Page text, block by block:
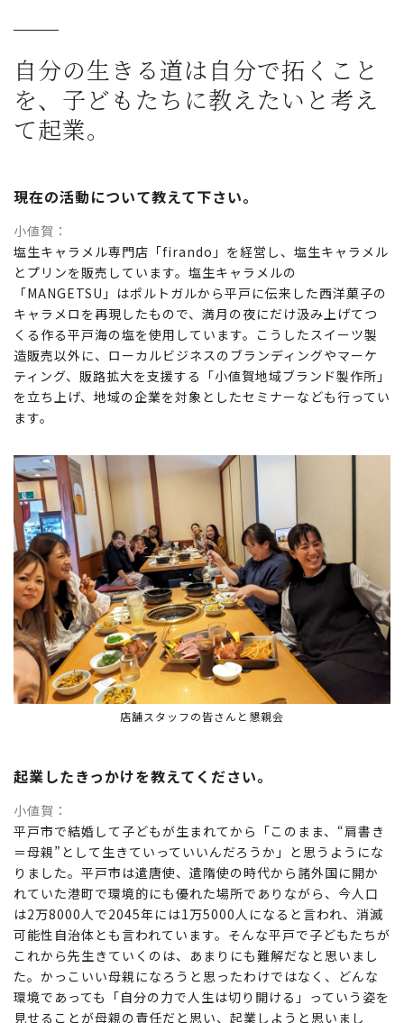
自分の生きる道は自分で拓くこと
を、 子どもたちに教えたいと考え
て起業。
現在の活動について教えて下さい。
小値賀
塩生キャラメル専門店「firando」を経営し、塩生キャラメル
とプリンを販売しています。塩生キャラメルの
「MANGETSU」はポルトガルから平戸に伝来した西洋菓子の
キャラメロを再現したもので、満月の夜にだけ汲み上げてつ
くる作る平戸海の塩を使用しています。こうしたスイーツ製
造販売以外に、ローカルビジネスのブランディングやマーケ
ティング、販路拡大を支援する「小値賀地域ブランド製作所」
を立ち上げ、地域の企業を対象としたセミナーなども行ってい
ます。
店舗スタッフの皆さんと懇親会
起業したきっかけを教えてください。
小値賀
平戸市で結婚して子どもが生まれてから「このまま、“肩書き
＝母親”として生きていっていいんだろうか」と思うようにな
りました。平戸市は遣唐使、遣隋使の時代から諸外国に開か
れていた港町で環境的にも優れた場所でありながら、今人口
は2万8000人で2045年には1万5000人になると言われ、消滅
可能性自治体とも言われています。そんな平戸で子どもたちが
これから先生きていくのは、あまりにも難解だなと思いまし
た。かっこいい母親になろうと思ったわけではなく、どんな
環境であっても「自分の力で人生は切り開ける」っていう姿を
見せることが母親の責任だと思い、起業しようと思いまし